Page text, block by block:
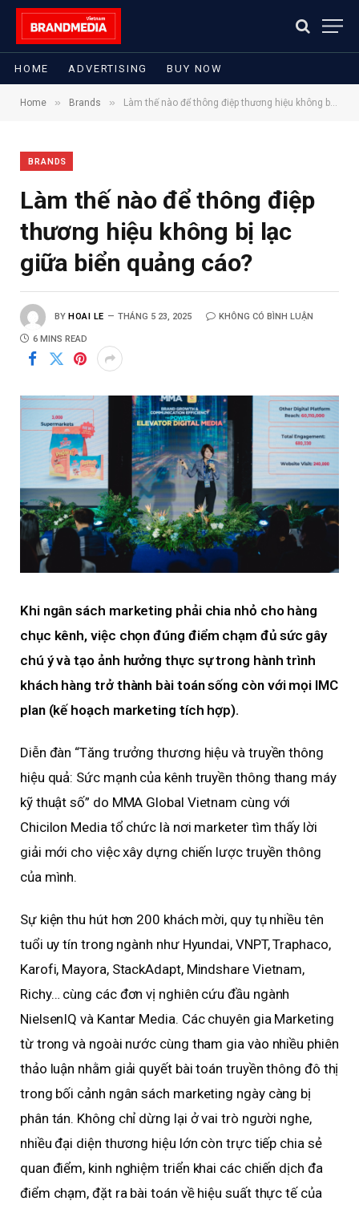
HOME ADVERTISING BUY NOW
Home » Brands » Làm thế nào để thông điệp thương hiệu không bị lạc giữa biển quảng cáo?
BRANDS
Làm thế nào để thông điệp
thương hiệu không bị lạc
giữa biển quảng cáo?
BY HOAI LE THÁNG 5 23, 2025 KHÔNG CÓ BÌNH LUẬN
6 MINS READ
Khi ngân sách marketing phải chia nhỏ cho hàng
chục kênh, việc chọn đúng điểm chạm đủ sức gây
chú ý và tạo ảnh hưởng thực sự trong hành trình
khách hàng trở thành bài toán sống còn với mọi IMC
plan (kế hoạch marketing tích hợp).
Diễn đàn “Tăng trưởng thương hiệu và truyền thông
hiệu quả: Sức mạnh của kênh truyền thông thang máy
kỹ thuật số” do MMA Global Vietnam cùng với
Chicilon Media tổ chức là nơi marketer tìm thấy lời
giải mới cho việc xây dựng chiến lược truyền thông
của mình.
Sự kiện thu hút hơn 200 khách mời, quy tụ nhiều tên
tuổi uy tín trong ngành như Hyundai, VNPT, Traphaco,
Karofi, Mayora, StackAdapt, Mindshare Vietnam,
Richy… cùng các đơn vị nghiên cứu đầu ngành
NielsenIQ và Kantar Media. Các chuyên gia Marketing
từ trong và ngoài nước cùng tham gia vào nhiều phiên
thảo luận nhằm giải quyết bài toán truyền thông đô thị
trong bối cảnh ngân sách marketing ngày càng bị
phân tán. Không chỉ dừng lại ở vai trò người nghe,
nhiều đại diện thương hiệu lớn còn trực tiếp chia sẻ
quan điểm, kinh nghiệm triển khai các chiến dịch đa
điểm chạm, đặt ra bài toán về hiệu suất thực tế của